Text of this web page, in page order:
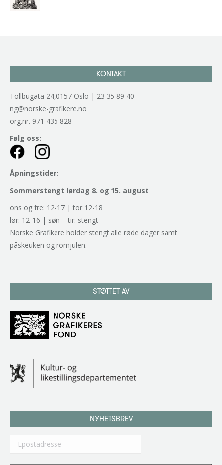
KONTAKT
Tollbugata 24,0157 Oslo | 23 35 89 40
ng@norske-grafikere.no
org.nr. 971 435 828
Følg oss:
Åpningstider:
Sommerstengt lørdag 8. og 15. august
ons og fre: 12-17 | tor 12-18
lør: 12-16 | søn – tir: stengt
Norske Grafikere holder stengt alle røde dager samt
påskeuken og romjulen.
STØTTET AV
NYHETSBREV